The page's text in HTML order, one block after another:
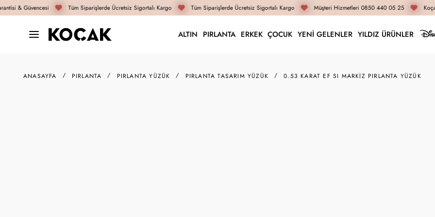
& Güvencesi Tüm Siparişlerde Ücretsiz Sigortalı Kargo Tüm Siparişlerde Ücretsiz Sigortalı Kargo Müşteri Hizmetleri 0850 440 05 25
ALTIN PIRLANTA ERKEK ÇOCUK YENİ GELENLER YILDIZ ÜRÜNLER
ANASAYFA PIRLANTA PIRLANTA YÜZÜK PIRLANTA TASARIM YÜZÜK 0.53 KARAT EF SI MARKIZ PIRLANTA YÜZÜK